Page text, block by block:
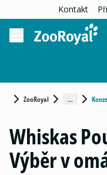
Kontakt
ZooRoyal ...
Whiskas
Výběr v